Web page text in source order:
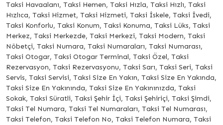
Taksi Havaalanı, Taksi Hemen, Taksi Hızla, Taksi Hızlı, Taksi
Hızlıca, Taksi Hizmet, Taksi Hizmeti, Taksi İskele, Taksi İvedi,
Taksi Konforlu, Taksi Konum, Taksi Konuma, Taksi Lüks, Taksi
Merkez, Taksi Merkezde, Taksi Merkezi, Taksi Modern, Taksi
Nöbetçi, Taksi Numara, Taksi Numaraları, Taksi Numarası,
Taksi Otogar, Taksi Otogar Terminal, Taksi Özel, Taksi
Rezervasyon, Taksi Rezervasyonu, Taksi Sarı, Taksi Seri, Taksi
Servis, Taksi Servisi, Taksi Size En Yakın, Taksi Size En Yakında,
Taksi Size En Yakınında, Taksi Size En Yakınınızda, Taksi
Sokak, Taksi Süratli, Taksi Şehir İçi, Taksi Şehiriçi, Taksi Şimdi,
Taksi Tel Numara, Taksi Tel Numaraları, Taksi Tel Numarası,
Taksi Telefon, Taksi Telefon No, Taksi Telefon Numara, Taksi